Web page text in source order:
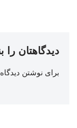
دیدگاهتان را
برای نوشتن دیدگاه